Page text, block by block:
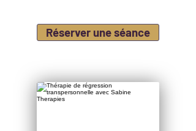
Réserver une séance